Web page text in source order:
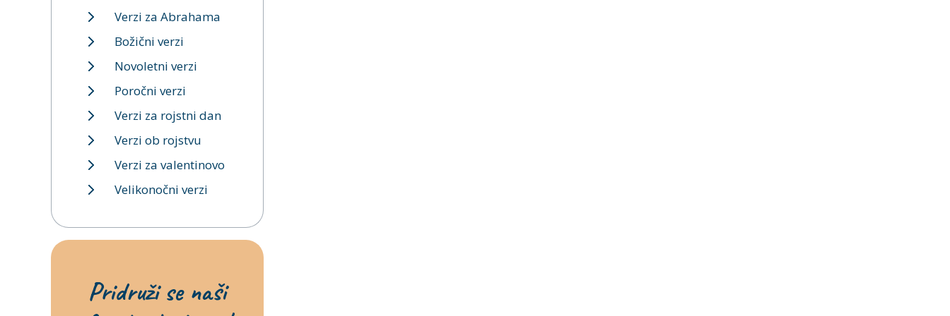
Verzi za Abrahama
Božični verzi
Novoletni verzi
Poročni verzi
Verzi za rojstni dan
Verzi ob rojstvu
Verzi za valentinovo
Velikonočni verzi
Pridruži se naši